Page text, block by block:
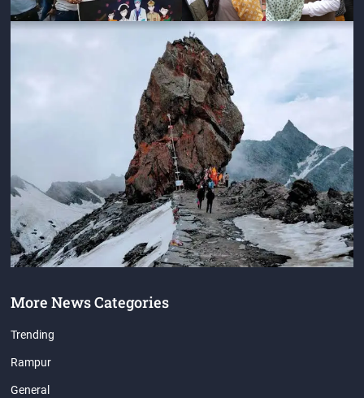
More News Categories
Trending
Rampur
General